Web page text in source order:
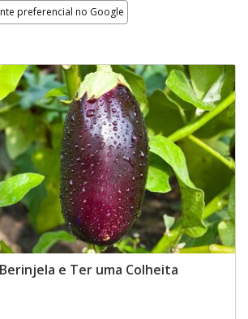
preferencial no Google
e Ter uma Colheita